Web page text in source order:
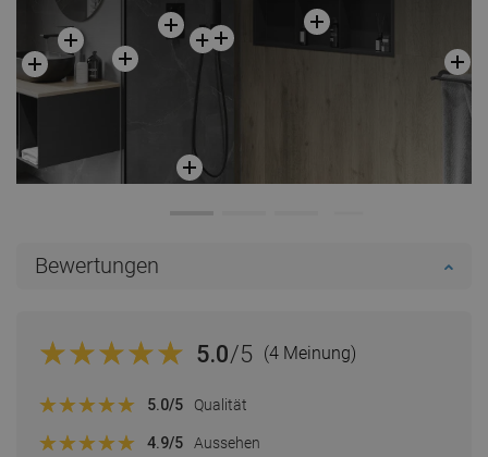
Bewertungen
5.0/5 (4 Meinung)
5.0/5 Qualität
4.9/5 Aussehen